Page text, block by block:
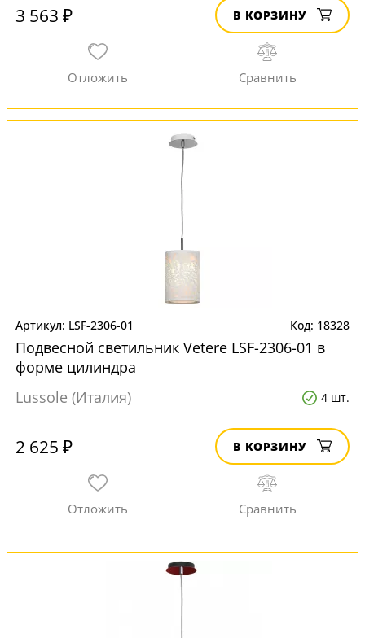
3 563 ₽ В КОРЗИНУ
LSF-2306-01 18328
Подвесной светильник Vetere LSF-2306-01 в
форме цилиндра
Lussole (Италия)
4 шт.
2 625 ₽ В КОРЗИНУ